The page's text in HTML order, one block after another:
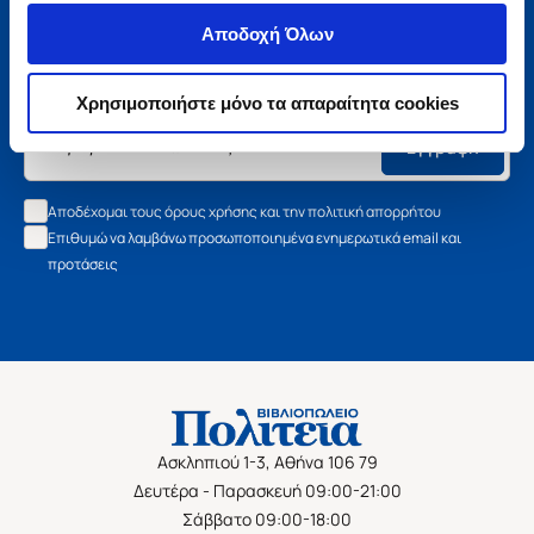
Αποδοχή Όλων
Χρησιμοποιήστε μόνο τα απαραίτητα cookies
Μάθετε τα νέα της Πολιτείας
Εγγραφείτε στο newsletter μας και μάθετε πρώτοι όλα τα
νέα βιβλία, τις εξαιρετικές τιμές και τις εκδηλώσεις μας.
Εγγραφή
Αποδέχομαι τους όρους χρήσης και την πολιτική απορρήτου
Επιθυμώ να λαμβάνω προσωποποιημένα ενημερωτικά email και
προτάσεις
Ασκληπιού 1-3, Αθήνα 106 79
Δευτέρα - Παρασκευή 09:00-21:00
Σάββατο 09:00-18:00